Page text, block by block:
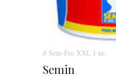
# Sem-Pro XXL 1 кг.
Semin